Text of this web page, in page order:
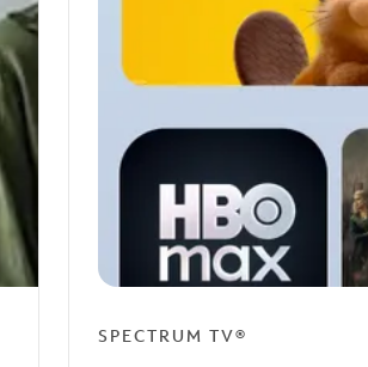
SPECTRUM TV®